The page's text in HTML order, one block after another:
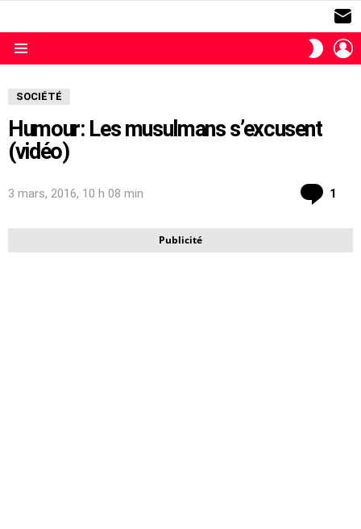
SKIN
SOCIÉTÉ
Humour: Les musulmans s’excusent
(vidéo)
3 mars, 2016, 10 h 08 min 1
Publicité